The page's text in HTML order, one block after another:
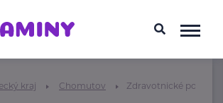
kraj Chomutov Zdravotnické potřeby